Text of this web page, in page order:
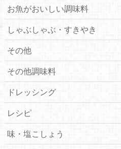
お魚がおいしい調味料
しゃぶしゃぶ・すきやき
その他
その他調味料
ドレッシング
レシピ
味・塩こしょう